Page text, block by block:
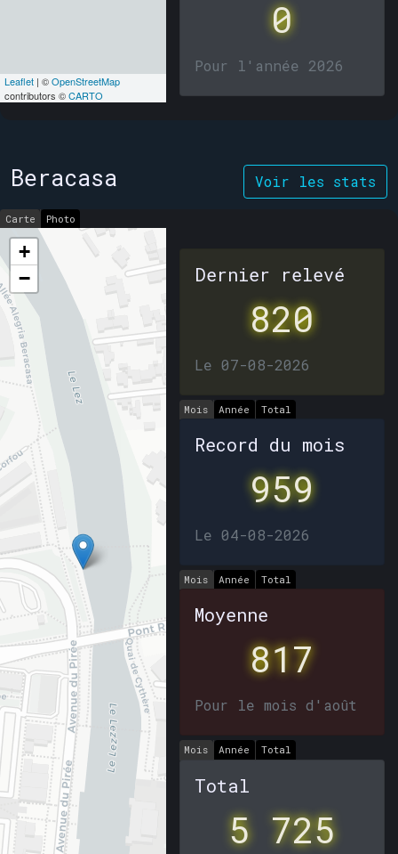
Leaflet | ©OpenStreetMap
contributors ©CARTO
0
Pour l'année 2026
Voir les stats
Beracasa
Carte Photo
+
−
Dernier relevé
820
Le 07-08-2026
Mois Année Total
Record du mois
959
Le 04-08-2026
Mois Année Total
Moyenne
817
Pour le mois d'août
Mois Année Total
Total
5 725